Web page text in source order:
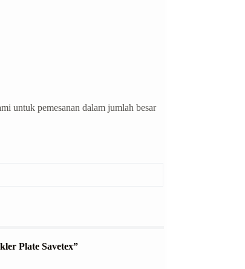
untuk pemesanan dalam jumlah besar
Plate Savetex”